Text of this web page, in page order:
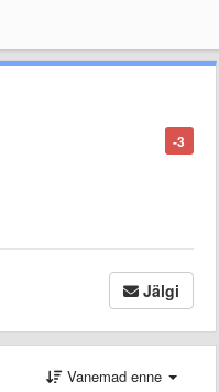
-3
Jälgi
Vanemad enne